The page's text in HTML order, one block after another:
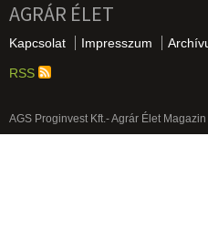
AGRÁR ÉLET
Kapcsolat Impresszum
RSS
AGS Proginvest Kft.- Agrár Élet